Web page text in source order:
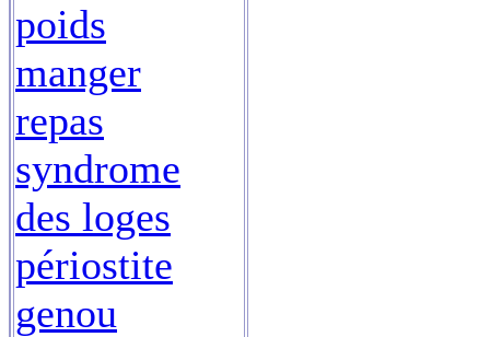
poids
manger
repas
syndrome
des loges
périostite
genou